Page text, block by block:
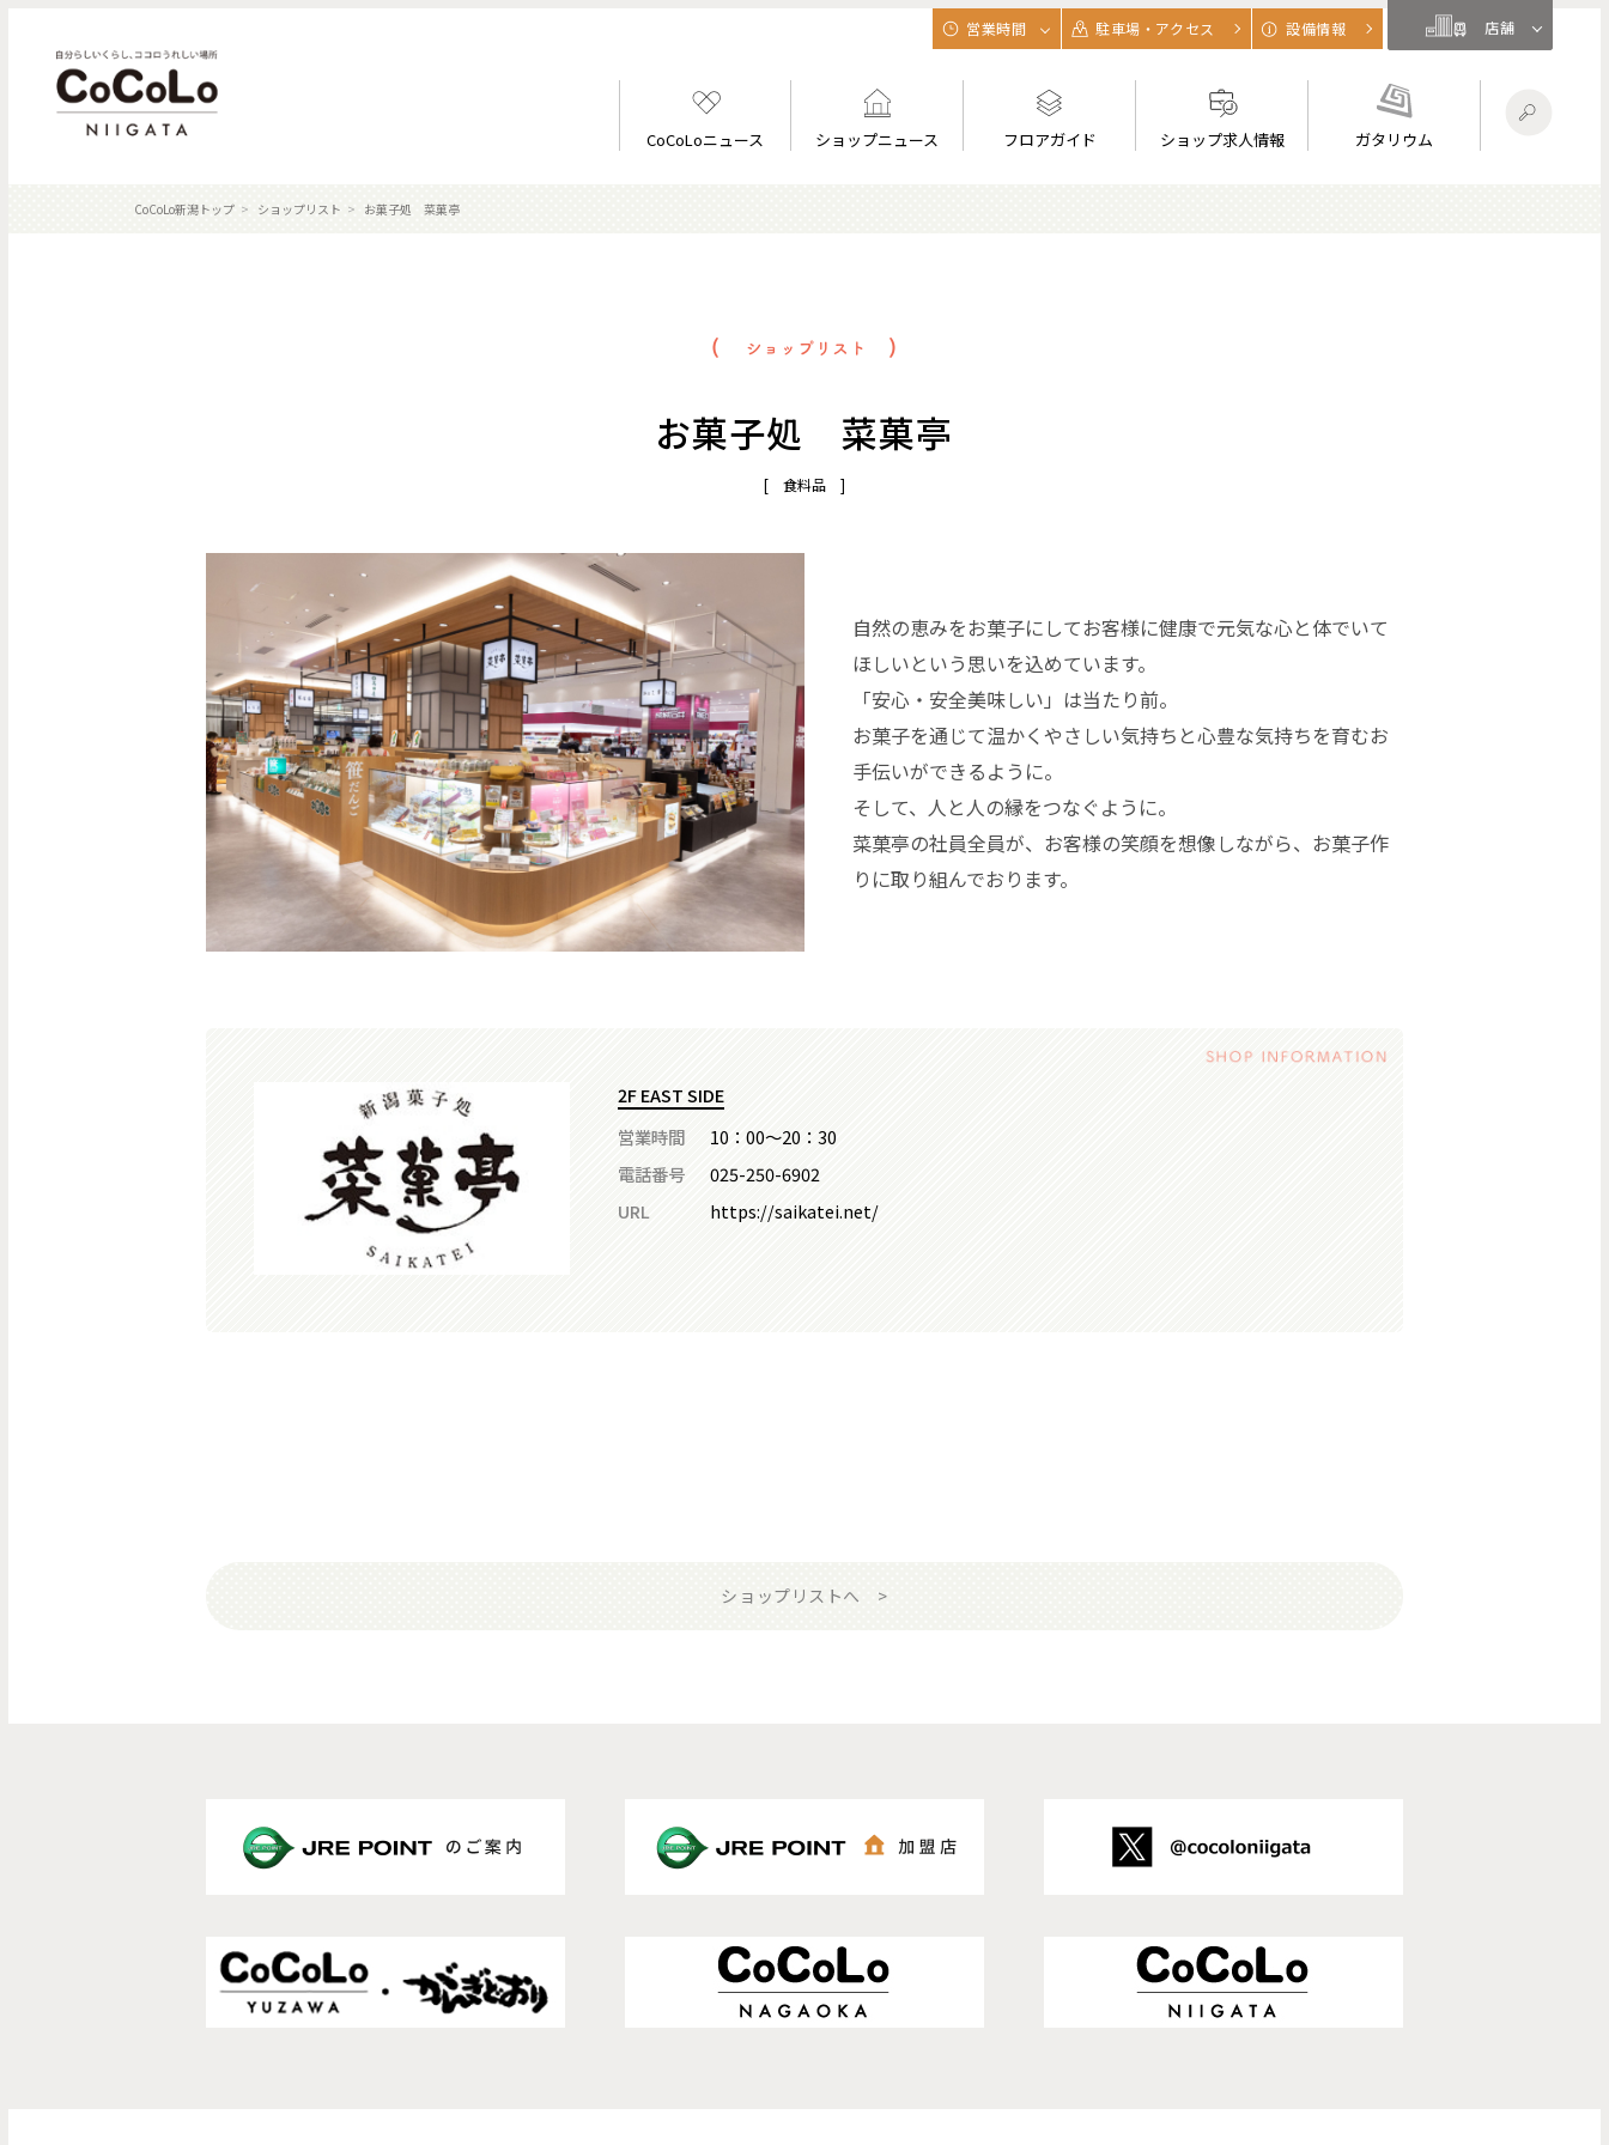
CoCoLoニュース ショップニュース フロアガイド ショップ求人情報 ガタリウム
営業時間 駐車場・アクセス 設備情報 店舗
CoCoLo新潟トップ ショップリスト お菓子処 菜菓亭
お菓子処 菜菓亭
[ 食料品 ]
自然の恵みをお菓子にしてお客様に健康で元気な心と体でいて
ほしいという思いを込めています。
「安心・安全美味しい」は当たり前。
お菓子を通じて温かくやさしい気持ちと心豊な気持ちを育むお
手伝いができるように。
そして、人と人の縁をつなぐように。
菜菓亭の社員全員が、お客様の笑顔を想像しながら、お菓子作
りに取り組んでおります。
2F EAST SIDE
営業時間
10：00～20：30
電話番号
025-250-6902
URL
https://saikatei.net/
ショップリストへ